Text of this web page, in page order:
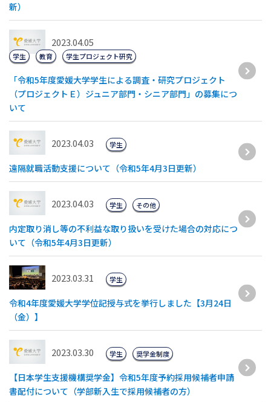
新）
2023.04.05
「令和5年度愛媛大学学生による調査・研究プロジェクト
（プロジェクトＥ）ジュニア部門・シニア部門」の募集につ
いて
学生 教育 学生プロジェクト研究
2023.04.03
遠隔就職活動支援について（令和5年4月3日更新）
学生
2023.04.03
内定取り消し等の不利益な取り扱いを受けた場合の対応につ
いて（令和5年4月3日更新）
学生 その他
2023.03.31
令和4年度愛媛大学学位記授与式を挙行しました【3月24日
（金）】
学生
2023.03.30
【日本学生支援機構奨学金】令和5年度予約採用候補者申請
書配付について（学部新入生で採用候補者の方）
学生 奨学金制度